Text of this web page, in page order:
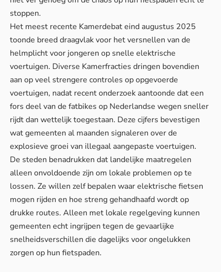
stoppen.
Het meest recente Kamerdebat eind augustus 2025
toonde breed draagvlak voor het versnellen van de
helmplicht voor jongeren op snelle elektrische
voertuigen. Diverse Kamerfracties dringen bovendien
aan op veel strengere controles op opgevoerde
voertuigen, nadat recent onderzoek aantoonde dat een
fors deel van de fatbikes op Nederlandse wegen sneller
rijdt dan wettelijk toegestaan. Deze cijfers bevestigen
wat gemeenten al maanden signaleren over de
explosieve groei van illegaal aangepaste voertuigen.
De steden benadrukken dat landelijke maatregelen
alleen onvoldoende zijn om lokale problemen op te
lossen. Ze willen zelf bepalen waarelektrische fietsen
mogen rijden en hoe streng gehandhaafd wordt op
drukke routes. Alleen met lokale regelgeving kunnen
gemeenten echt ingrijpen tegen de gevaarlijke
snelheidsverschillen die dagelijks voor ongelukken
zorgen op hun fietspaden.